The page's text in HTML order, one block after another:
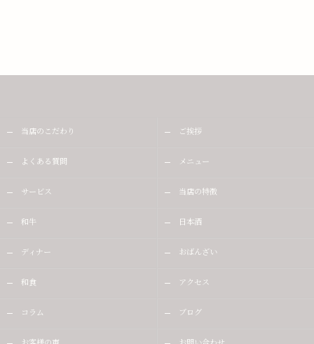
当店のこだわり ご挨拶
よくある質問 メニュー
サービス 当店の特徴
和牛 日本酒
ディナー おばんざい
和食 アクセス
コラム ブログ